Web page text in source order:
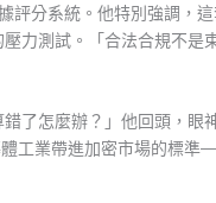
評分系統。他特別強調，
力測試。「合法合規不是
了怎麼辦？」他回頭，眼
工業帶進加密市場的標